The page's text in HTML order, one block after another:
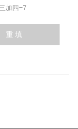
加四=7